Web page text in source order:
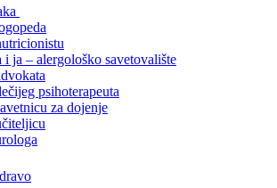
i ja – alergološko savetovalište
psihoterapeuta
za dojenje